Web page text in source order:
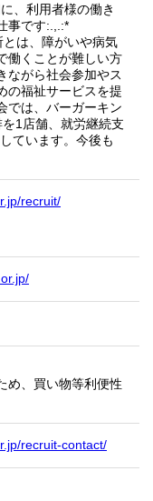
、利用者様の働き
事です:.,.:*
は、障がいや病気
働くことが難しい方
ながら社会参加やス
の福祉サービスを提
では、バーガーキン
1店舗、就労継続支
ています。今後も
recruit/
め、買い物等利便性
recruit-contact/